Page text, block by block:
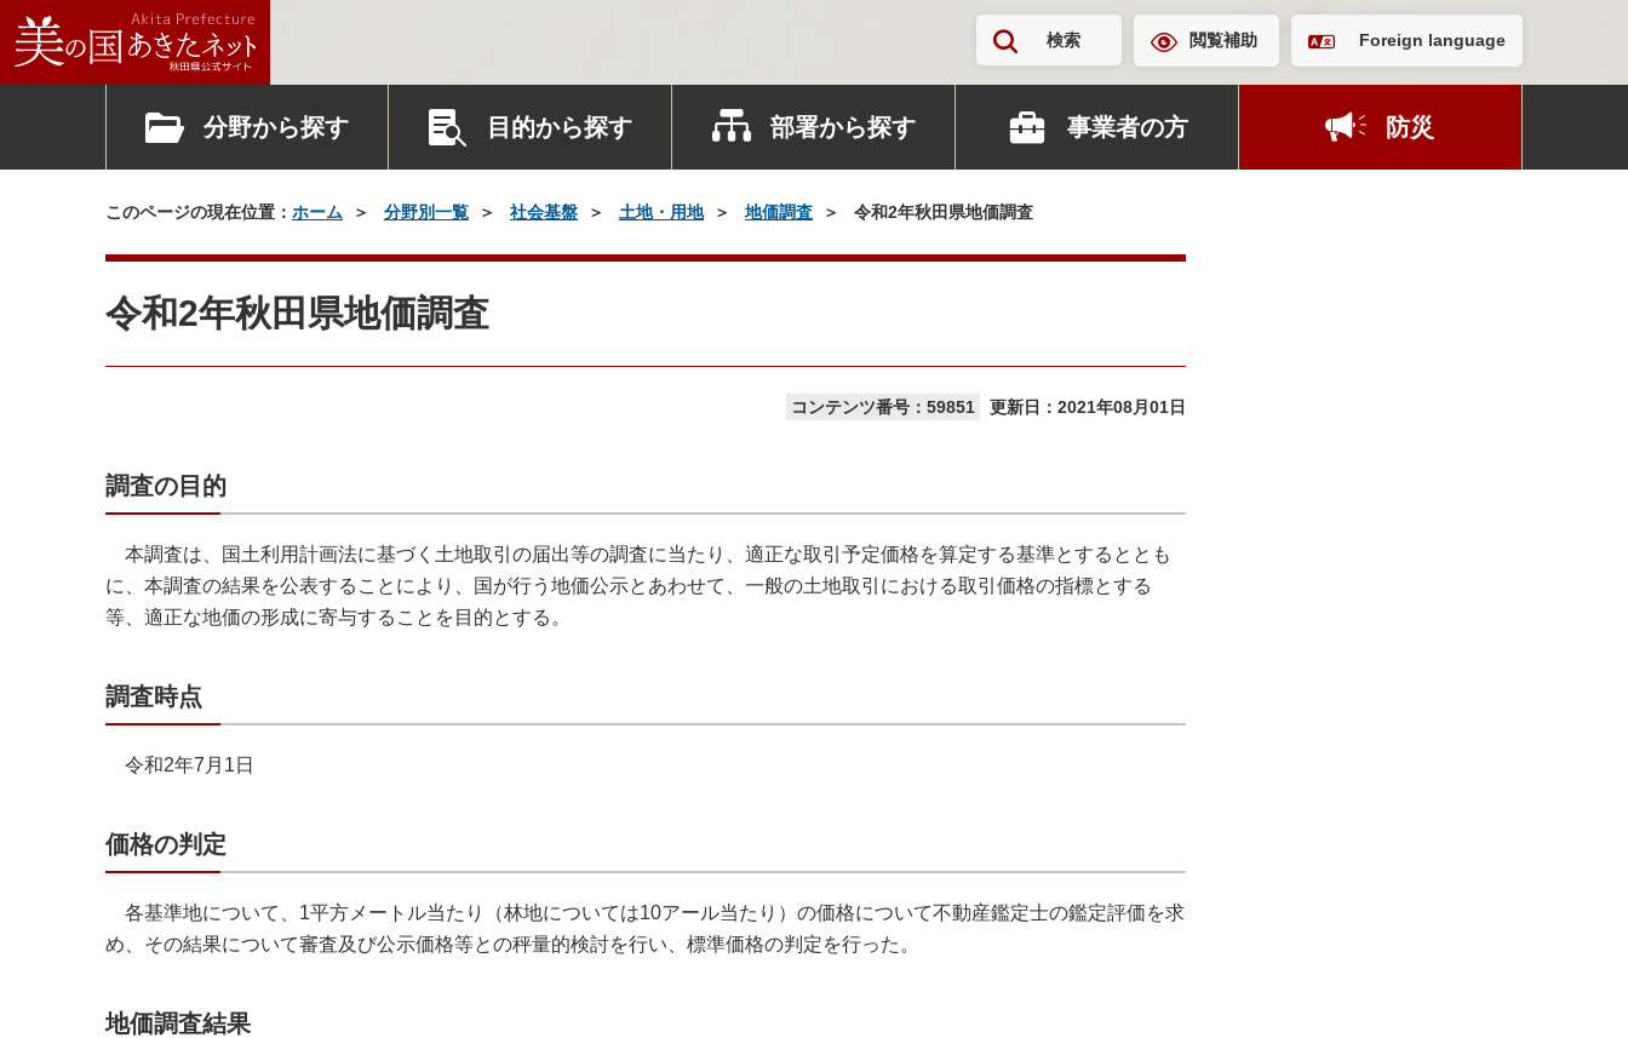
検索 閲覧補助 Foreign language
分野から探す 目的から探す 部署から探す 事業者の方 防災
このページの現在位置： ホーム 分野別一覧 社会基盤 土地・用地 地価調査 令和2年秋田県地価調査
令和2年秋田県地価調査
コンテンツ番号：59851 更新日： 2021年08月01日
調査の目的
本調査は、国土利用計画法に基づく土地取引の届出等の調査に当たり、適正な取引予定価格を算定する基準とするととも
に、本調査の結果を公表することにより、国が行う地価公示とあわせて、一般の土地取引における取引価格の指標とする
等、適正な地価の形成に寄与することを目的とする。
調査時点
令和2年7月1日
価格の判定
各基準地について、1平方メートル当たり（林地については10アール当たり）の価格について不動産鑑定士の鑑定評価を求
め、その結果について審査及び公示価格等との秤量的検討を行い、標準価格の判定を行った。
地価調査結果